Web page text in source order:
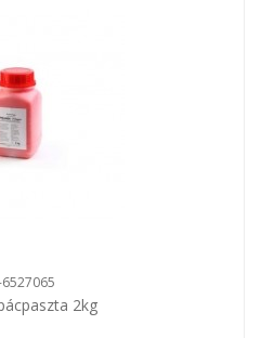
6527065
2kg